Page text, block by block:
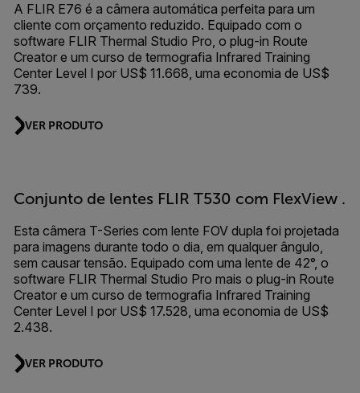
A FLIR E76 é a câmera automática perfeita para um
cliente com orçamento reduzido. Equipado com o
software FLIR Thermal Studio Pro, o plug-in Route
Creator e um curso de termografia Infrared Training
Center Level I por US$ 11.668, uma economia de US$
739.
VER PRODUTO
Conjunto de lentes FLIR T530 com FlexView .
Esta câmera T-Series com lente FOV dupla foi projetada
para imagens durante todo o dia, em qualquer ângulo,
sem causar tensão. Equipado com uma lente de 42°, o
software FLIR Thermal Studio Pro mais o plug-in Route
Creator e um curso de termografia Infrared Training
Center Level I por US$ 17.528, uma economia de US$
2.438.
VER PRODUTO